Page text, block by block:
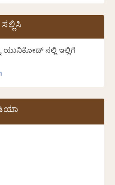
ಯುನಿಕೋಡ್ ನಲ್ಲಿ ಇಲ್ಲಿಗೆ